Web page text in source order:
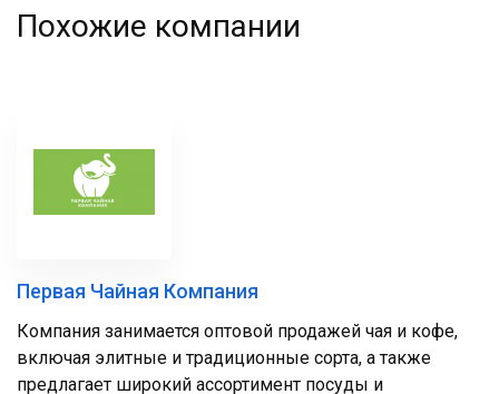
Похожие компании
Первая Чайная Компания
Компания занимается оптовой продажей чая и кофе,
включая элитные и традиционные сорта, а также
предлагает широкий ассортимент посуды и